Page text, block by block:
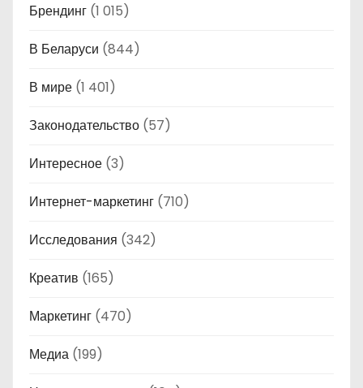
Брендинг (1 015)
В Беларуси (844)
В мире (1 401)
Законодательство (57)
Интересное (3)
Интернет-маркетинг (710)
Исследования (342)
Креатив (165)
Маркетинг (470)
Медиа (199)